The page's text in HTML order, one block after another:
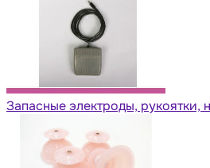
Запасные электроды, рукоятки,